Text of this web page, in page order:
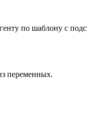
по шаблону с
переменных.